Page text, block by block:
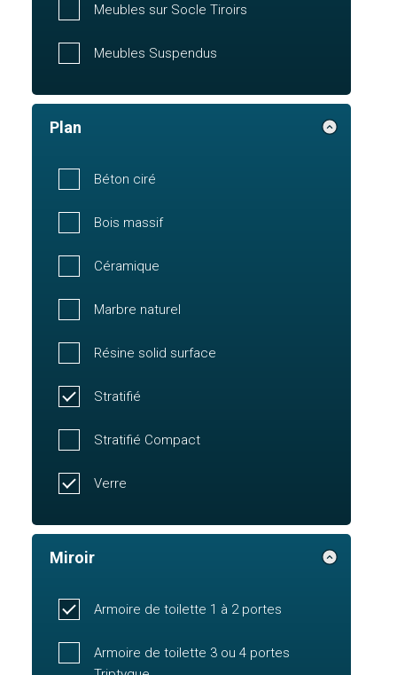
Meubles sur Socle Tiroirs
Meubles Suspendus
Plan
Béton ciré
Bois massif
Céramique
Marbre naturel
Résine solid surface
Stratifié
Stratifié Compact
Verre
Miroir
Armoire de toilette 1 à 2 portes
Armoire de toilette 3 ou 4 portes